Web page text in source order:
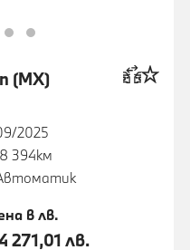
(MX)
2025
394км
в лв.
271,01 лв.